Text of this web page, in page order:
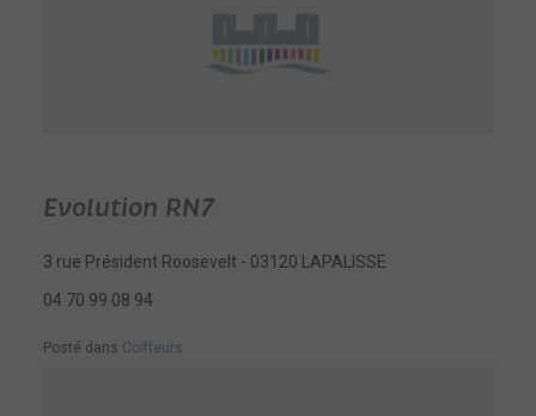
Evolution RN7
3 rue Président Roosevelt - 03120 LAPALISSE
04 70 99 08 94
Posté dans Coiffeurs